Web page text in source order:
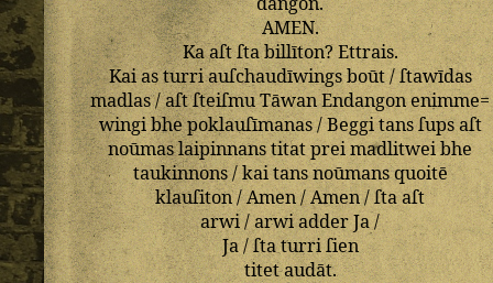
AMEN.
Kaaſtſtabillīton?Ettrais.
Kaiasturriauſchaudīwingsboūt/ſtawīdas
madlas/aſtſteiſmuTāwanEndangonenimme=
wingibhepoklauſīmanas/Beggitansſupsaſt
noūmaslaipinnanstitat prei madlitweibhe
taukinnons/kaitansnoūmansquoitē
klauſiton/Amen/Amen/ſtaaſt
arwi/arwiadder Ja/
Ja/ſtaturriſien
titetaudāt.